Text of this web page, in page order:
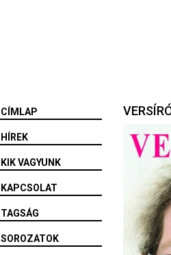
CÍMLAP
HÍREK
KIK VAGYUNK
KAPCSOLAT
TAGSÁG
SOROZATOK